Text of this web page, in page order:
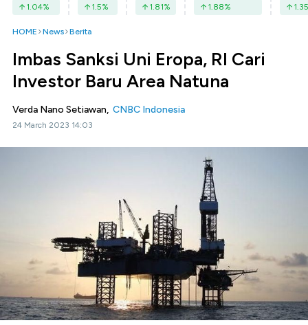
1.04% 1.5% 1.81% 1.88% 1.35
HOME News Berita
Imbas Sanksi Uni Eropa, RI Cari
Investor Baru Area Natuna
Verda Nano Setiawan, CNBC Indonesia
24 March 2023 14:03